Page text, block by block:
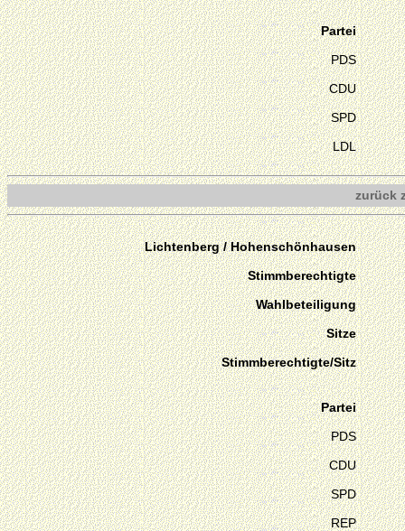
Partei
PDS
CDU
SPD
LDL
zurück
Lichtenberg / Hohenschönhausen
Stimmberechtigte
Wahlbeteiligung
Sitze
Stimmberechtigte/Sitz
Partei
PDS
CDU
SPD
REP